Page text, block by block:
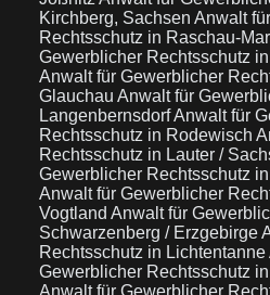
Kirchberg, Sachsen Anwalt
Rechtsschutz in Raschau-
Gewerblicher Rechtsschutz
Anwalt für Gewerblicher
Glauchau Anwalt für
LangenbernsdorfAnwalt für
Rechtsschutz in Rodewisch
Rechtsschutz in Lauter /
Gewerblicher Rechtsschutz
Anwalt für Gewerblicher
Vogtland Anwalt für
Schwarzenberg / Erzgebirge
Rechtsschutz in Lichtentanne
Gewerblicher Rechtsschutz
Anwalt für Gewerblicher